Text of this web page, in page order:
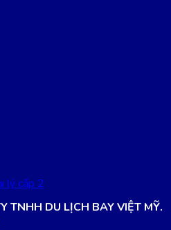
lý cấp 2
TNHH DU LỊCH BAY VIỆT MỸ.